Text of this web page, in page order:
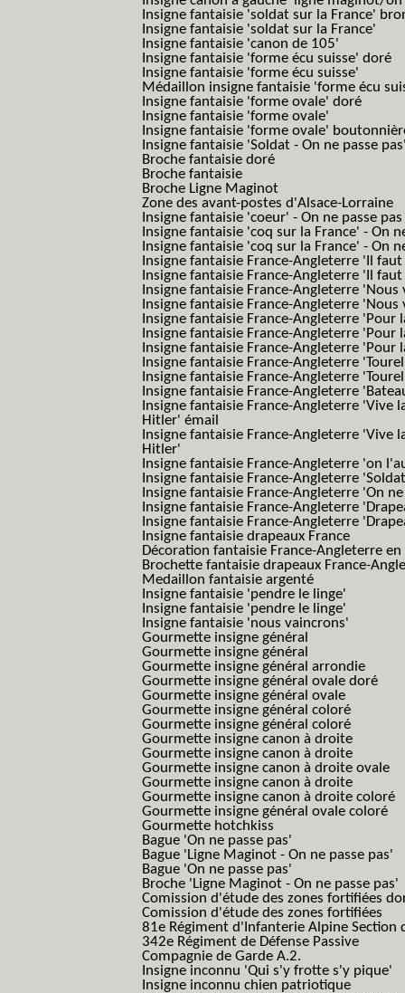
Insigne fantaisie 'soldat sur la France'
Insigne fantaisie 'soldat sur la France'
Insigne fantaisie 'canon de 105'
Insigne fantaisie 'forme écu suisse' doré
Insigne fantaisie 'forme écu suisse'
Médaillon insigne fantaisie 'forme écu
Insigne fantaisie 'forme ovale' doré
Insigne fantaisie 'forme ovale'
Insigne fantaisie 'forme ovale'
Insigne fantaisie 'Soldat - On ne passe
Broche fantaisie doré
Broche fantaisie
Broche Ligne Maginot
Zone des avant-postes d'Alsace-Lorraine
Insigne fantaisie 'coeur' - On ne passe pas
Insigne fantaisie 'coq sur la France' - On
Insigne fantaisie 'coq sur la France' - On
Insigne fantaisie France-Angleterre 'Il
Insigne fantaisie France-Angleterre 'Il
Insigne fantaisie France-Angleterre
Insigne fantaisie France-Angleterre
Insigne fantaisie France-Angleterre 'Pour
Insigne fantaisie France-Angleterre 'Pour
Insigne fantaisie France-Angleterre 'Pour
Insigne fantaisie France-Angleterre
Insigne fantaisie France-Angleterre
Insigne fantaisie France-Angleterre
Insigne fantaisie France-Angleterre
Hitler' émail
Insigne fantaisie France-Angleterre
Hitler'
Insigne fantaisie France-Angleterre 'on
Insigne fantaisie France-Angleterre
Insigne fantaisie France-Angleterre 'On
Insigne fantaisie France-Angleterre
Insigne fantaisie France-Angleterre
Insigne fantaisie drapeaux France
Décoration fantaisie France-Angleterre en
Brochette fantaisie drapeaux France-
Medaillon fantaisie argenté
Insigne fantaisie 'pendre le linge'
Insigne fantaisie 'pendre le linge'
Insigne fantaisie 'nous vaincrons'
Gourmette insigne général
Gourmette insigne général
Gourmette insigne général arrondie
Gourmette insigne général ovale doré
Gourmette insigne général ovale
Gourmette insigne général coloré
Gourmette insigne général coloré
Gourmette insigne canon à droite
Gourmette insigne canon à droite
Gourmette insigne canon à droite ovale
Gourmette insigne canon à droite
Gourmette insigne canon à droite coloré
Gourmette insigne général ovale coloré
Gourmette hotchkiss
Bague 'On ne passe pas'
Bague 'Ligne Maginot - On ne passe pas'
Bague 'On ne passe pas'
Broche 'Ligne Maginot - On ne passe pas'
Comission d'étude des zones fortifiées
Comission d'étude des zones fortifiées
81e Régiment d'Infanterie Alpine Section
342e Régiment de Défense Passive
Compagnie de Garde A.2.
Insigne inconnu 'Qui s'y frotte s'y pique'
Insigne inconnu chien patriotique